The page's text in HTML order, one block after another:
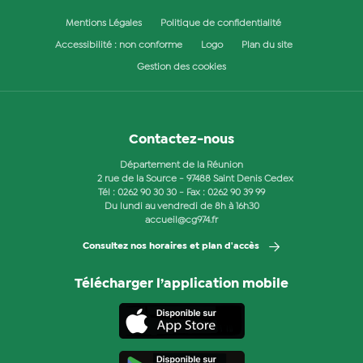
Mentions Légales Politique de confidentialité
Accessibilité : non conforme Logo Plan du site
Gestion des cookies
Contactez-nous
Département de la Réunion
2 rue de la Source - 97488 Saint Denis Cedex
Tél : 0262 90 30 30 - Fax : 0262 90 39 99
Du lundi au vendredi de 8h à 16h30
accueil@cg974.fr
Consultez nos horaires et plan d'accès
Télécharger l’application mobile